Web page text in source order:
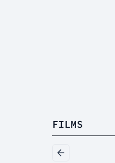
FILMS